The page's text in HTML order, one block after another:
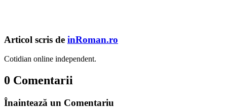
Articol scris de inRoman.ro
Cotidian online independent.
0 Comentarii
Înaintează un Comentariu